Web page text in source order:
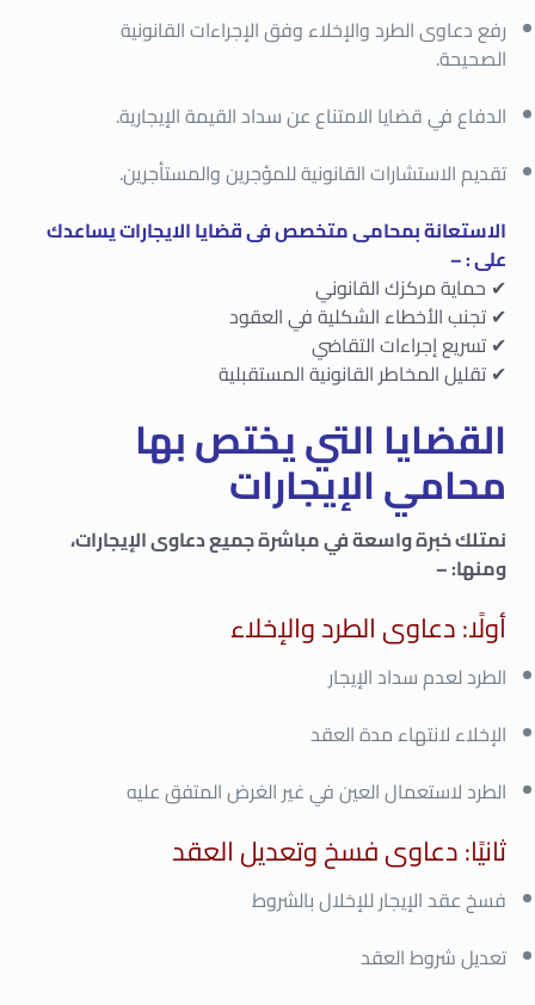
رفع دعاوى الطرد والإخلاء وفق الإجراءات القانونية
الصحيحة.
الدفاع في قضايا الامتناع عن سداد القيمة الإيجارية.
تقديم الاستشارات القانونية للمؤجرين والمستأجرين.
الاستعانة بمحامى متخصص فى قضايا الايجارات يساعدك
على : –
✔ حماية مركزك القانوني
✔ تجنب الأخطاء الشكلية في العقود
✔ تسريع إجراءات التقاضي
✔ تقليل المخاطر القانونية المستقبلية
القضايا التي يختص بها
محامي الإيجارات
نمتلك خبرة واسعة في مباشرة جميع دعاوى الإيجارات،
ومنها: –
أولًا: دعاوى الطرد والإخلاء
الطرد لعدم سداد الإيجار
الإخلاء لانتهاء مدة العقد
الطرد لاستعمال العين في غير الغرض المتفق عليه
ثانيًا: دعاوى فسخ وتعديل العقد
فسخ عقد الإيجار للإخلال بالشروط
تعديل شروط العقد